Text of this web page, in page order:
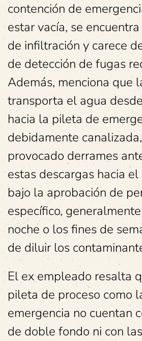
contención de
estar vacía, se
de infiltración y carece
de detección de fugas
Además, menciona que
transporta el agua
hacia la pileta de
debidamente
provocado derrames
estas descargas hacia
bajo la aprobación de
específico,
noche o los fines de
de diluir los
El ex empleado resalta
pileta de proceso como
emergencia no cuentan
de doble fondo ni con